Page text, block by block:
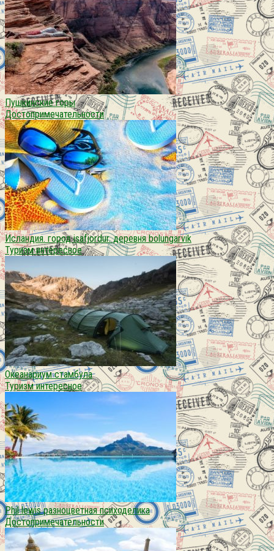
Пушкинские горы
Достопримечательности
Исландия. город isafjordur. деревня bolungarvik
Туризм интересное
Океанариум стамбула
Туризм интересное
Phil lewis разноцветная психоделика
Достопримечательности